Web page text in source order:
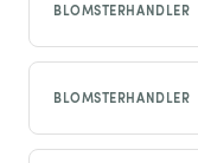
BLOMSTERHANDLER
BLOMSTERHANDLER